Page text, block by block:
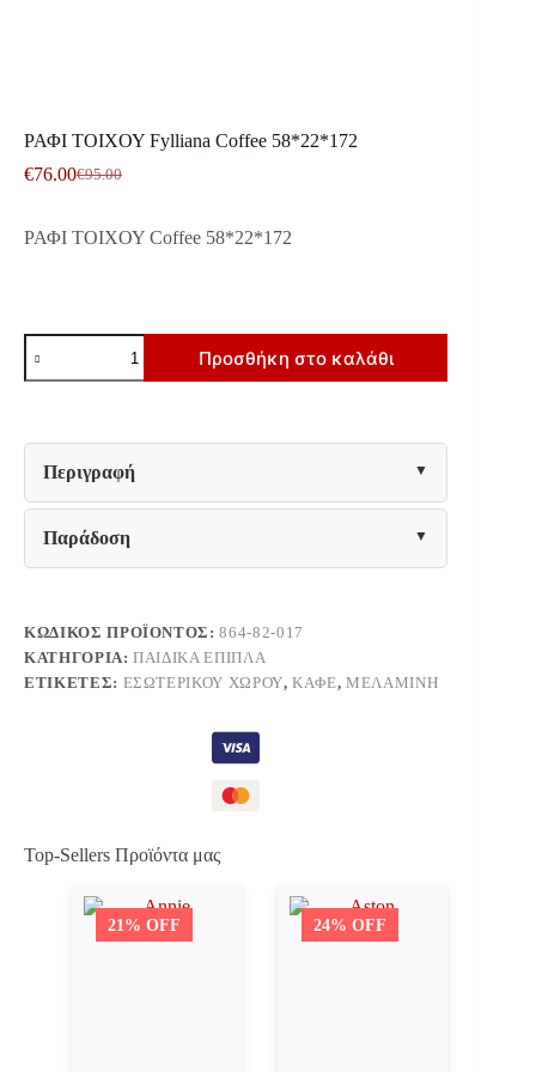
ΡΑΦΙ ΤΟΙΧΟΥ Fylliana Coffee 58*22*172
€95.00
Original
was:
€95.00.
€76.00Η
τιμή
είναι:
ΡΑΦΙ ΤΟΙΧΟΥ Coffee 58*22*172
ΡΑΦΙ
ΤΟΙΧΟΥ
Fylliana
ποσότητα
Προσθήκη στο καλάθι
Περιγραφή
Παράδοση
ΚΩΔΙΚΌΣ ΠΡΟΪΌΝΤΟΣ:864-82-017
ΚΑΤΗΓΟΡΊΑ:ΠΑΙΔΙΚΆ ΈΠΙΠΛΑ
ΕΤΙΚΈΤΕΣ: ΕΣΩΤΕΡΙΚΟΎ ΧΏΡΟΥ,ΚΑΦΈ,ΜΕΛΑΜΊΝΗ
Top-Sellers Προϊόντα μας
21% OFF 24% OFF